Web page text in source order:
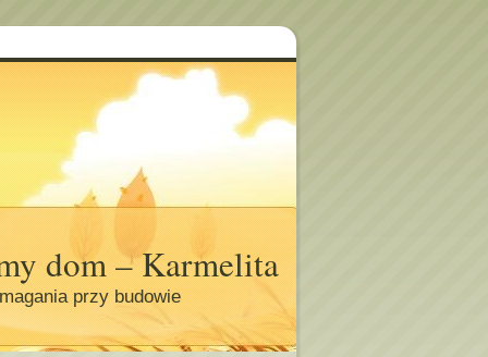
dom – Karmelita
przy budowie